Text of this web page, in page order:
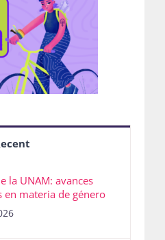
la UNAM: avances
en materia de género